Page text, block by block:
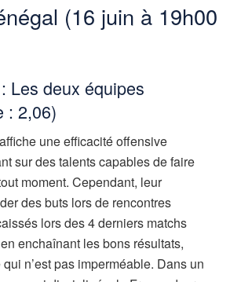
(16 juin à 19h00
Les deux équipes
: 2,06)
une efficacité offensive
sur des talents capables de faire
moment. Cependant, leur
des buts lors de rencontres
lors des 4 derniers matchs
enchaînant les bons résultats,
n’est pas imperméable. Dans un